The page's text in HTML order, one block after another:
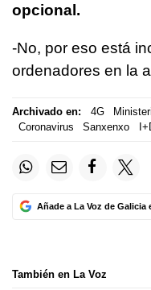
opcional.
-No, por eso está
ordenadores en la
Archivado en: 4G
Coronavirus
Sanxenxo
Añade a La Voz de Galicia
También en La Voz